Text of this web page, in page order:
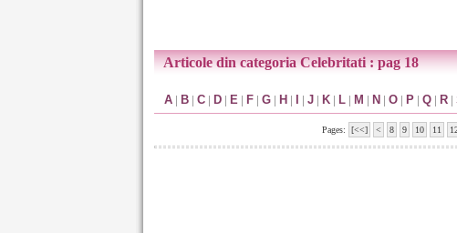
Articole din categoria Celebritati : pag 18
A | B | C | D | E | F | G | H | | J | K | L | M | N | O | P | Q | R |
Pages: [<<] < 8 9 10 11